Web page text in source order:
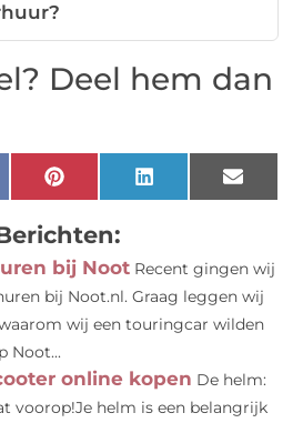
Deel hem dan
PinterestLinkedIn Email
bij Noot Recent gingen wij
bij Noot.nl. Graag leggen wij
wij een touringcar wilden
Noot...
online kopen De helm:
voorop!Je helm is een belangrijk